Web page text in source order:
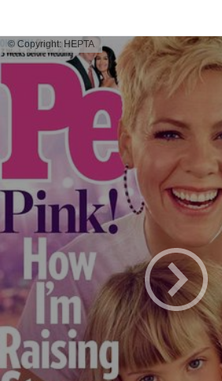
© Copyright: HEPTA